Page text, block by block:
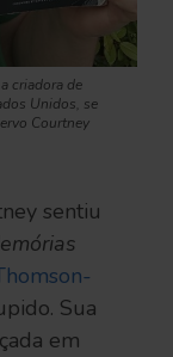
criadora de
Unidos, se
Courtney
sentiu
Sua
em